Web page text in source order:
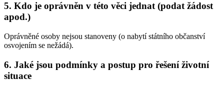
5. Kdo je oprávněn v této věci jednat (podat žádost
apod.)
Oprávněné osoby nejsou stanoveny (o nabytí státního občanství
osvojením se nežádá).
6. Jaké jsou podmínky a postup pro řešení životní
situace